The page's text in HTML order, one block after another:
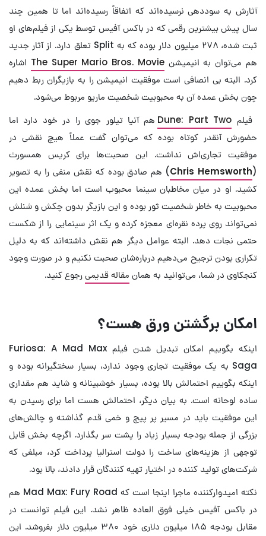
آثارش به سوددهی نرسیده‌اند که اتفاقاً رسیده‌اند اما تا همین چند
سال پیش بیشترین رقمی که در باکس آفیس توسط یکی از فیلم‌های او
ثبت شده، ۲۷۸ میلیون دلار بوده که به Split تعلق دارد. از آثار جدید
هم می‌توان به انیمیشنThe Super Mario Bros. Movie اشاره
کرد. البته بی انصافی است موفقیت انیمیشن را به بازیگران ربط دهیم
چون بخش عمده آن به محبوبیت شخصیت ماریو مربوط می‌شود.
فیلم Dune: Part Two هم آنیا تیلور جوی را در خود دارد اما
حضورش آنقدر کوتاه بوده که می‌توان گفت عملاً هیچ نقشی در
موفقیت تجاری‌اش نداشت. این صحبت‌ها برای کریس همسورث
(
Chris Hemsworth) هم صادق بوده که نقش منفی را به تصویر
کشید. او در میان مخاطبان سینما محبوب است اما بخش عمده این
محبوبیت به خاطر شخصیت ثور بوده و این بازیگر بدون چکش و شنلش
نمی‌تواند روی پرده نقره‌ای معجزه کرده و یک اثر سینمایی را از شکست
حتمی نجات دهد. البته عوامل دیگر هم نقش داشته‌اند که به دلیل
تکراری بودن ترجیح می‌دهیم درباره‌شان صحبت نکنیم و در صورت وجود
کنجکاوی در شما، می‌توانید به همان مقاله قدیمیرجوع کنید.
امکان برگشتن ورق هست؟
اینکه بگوییم امکان تبدیل شدن فیلم Furiosa: A Mad Max
Saga به یک موفقیت تجاری وجود ندارد، بسیار سختگیرانه بوده و
اینکه بگوییم احتمالش بالا بوده، بسیار خوشبینانه و شاید هم مقداری
ساده لوحانه است. به بیان دیگر، احتمالش هست اما برای رسیدن به
این موفقیت باید در مسیر پر پیچ و خمی قدم گذاشته و چالش‌های
بزرگی از جمله بودجه بسیار زیاد را پشت سر بگذارد. اگرچه بخش قابل
توجهی از هزینه‌های ساخت را دولت استرالیا پرداخت کرد، مبلغی که
شرکت‌های تولید کننده در اختیار تهیه کنندگان قرار دادند، بالا بود.
نکته امیدوارکننده ماجرا اینجا است که Mad Max: Fury Road هم
در باکس آفیس خیلی فوق العاده ظاهر نشد. این فیلم توانست در
مقابل بودجه ۱۸۵ میلیون دلاری خود ۳۸۰ میلیون دلار بفروشد. این